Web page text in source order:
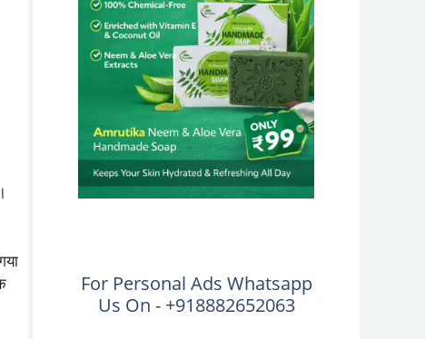
For Personal Ads Whatsapp
Us On - +918882652063